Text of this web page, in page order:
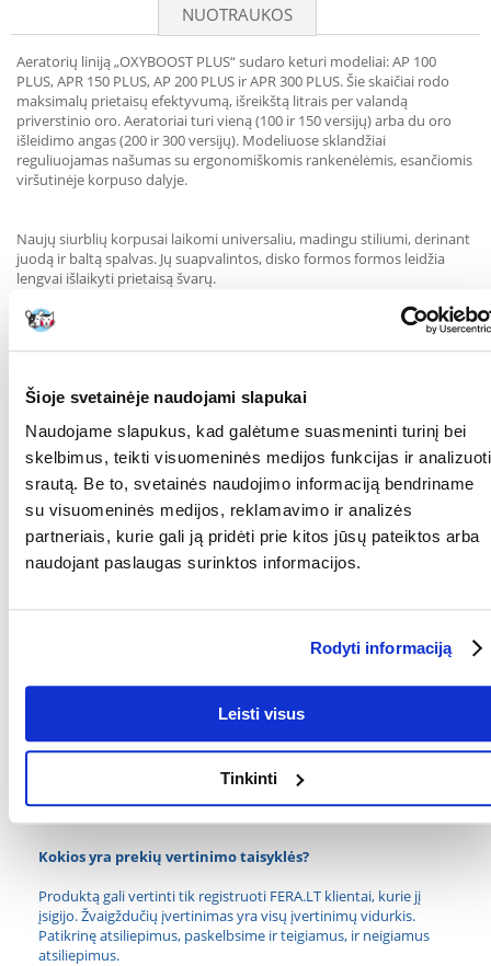
Šioje svetainėje naudojami slapukai
Naudojame slapukus, kad galėtume suasmeninti turinį bei
skelbimus, teikti visuomeninės medijos funkcijas ir analizuoti
srautą. Be to, svetainės naudojimo informaciją bendriname
su visuomeninės medijos, reklamavimo ir analizės
partneriais, kurie gali ją pridėti prie kitos jūsų pateiktos arba
naudojant paslaugas surinktos informacijos.
Rodyti informaciją
Leisti visus
Tinkinti
NUOTRAUKOS
Aeratorių liniją „OXYBOOST PLUS“ sudaro keturi modeliai: AP 100
PLUS, APR 150 PLUS, AP 200 PLUS ir APR 300 PLUS. Šie skaičiai rodo
maksimalų prietaisų efektyvumą, išreikštą litrais per valandą
priverstinio oro. Aeratoriai turi vieną (100 ir 150 versijų) arba du oro
išleidimo angas (200 ir 300 versijų). Modeliuose sklandžiai
reguliuojamas našumas su ergonomiškomis rankenėlėmis, esančiomis
viršutinėje korpuso dalyje.
Naujų siurblių korpusai laikomi universaliu, madingu stiliumi, derinant
juodą ir baltą spalvas. Jų suapvalintos, disko formos formos leidžia
lengvai išlaikyti prietaisą švarų.
OXYBOOST PLUS aeratoriai buvo pagaminti labai atsargiai, naudojant
šiuolaikines gamybos technologijas. Verta pabrėžti, kad tai yra keli
Sąjungoje (lenkiškas produktas, visiškai pagamintas AQUAEL
stūmoklių) prieinamumą.
OXYBOOST PLUS yra efektyvus ir tuo pačiu metu sunaudoja minimalų
energijos kiekį (2,2 - 2,5 W). Todėl jie idealiai tinka nepertraukiamam
darbui kaip aeraciniai prietaisai (rekomenduojame juos derinti su ypač
dekoratyviais šviečiančiais AQUAEL AIR LIGHTS aeracijos purkštukais),
tradiciniams kempinių ir žvyro filtrams vairuoti. Jie gali būti naudojami
AQUAEL
Kokios yra prekių vertinimo taisyklės?
Produktą gali vertinti tik registruoti FERA.LT klientai, kurie jį
įsigijo. Žvaigždučių įvertinimas yra visų įvertinimų vidurkis.
Patikrinę atsiliepimus, paskelbsime ir teigiamus, ir neigiamus
atsiliepimus.